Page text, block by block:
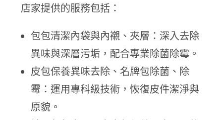
店家提供的服務包括：
包包清潔內袋與內襯、夾層：深入去除
異味與深層污垢，配合專業除菌除霉。
皮包保養異味去除、名牌包除菌、除
霉：運用專科級技術，恢復皮件潔淨與
原貌。